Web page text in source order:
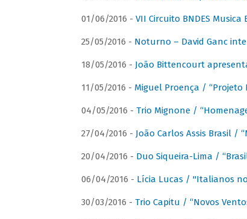
01/06/2016 - VII Circuito BNDES
25/05/2016 - Noturno – David Ganc
18/05/2016 - João Bittencourt
11/05/2016 - Miguel Proença / “Projeto
04/05/2016 - Trio Mignone /
27/04/2016 - João Carlos Assis Brasil /
20/04/2016 - Duo Siqueira-Lima /
06/04/2016 - Lícia Lucas / "Italianos
30/03/2016 - Trio Capitu / “Novos